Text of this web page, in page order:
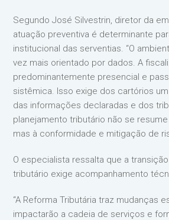
Segundo José Silvestrin, diretor da
atuação preventiva é determinante
institucional das serventias. “O
vez mais orientado por dados. A
predominantemente presencial e
sistêmica. Isso exige dos cartórios
das informações declaradas e dos
planejamento tributário não se
mas à conformidade e mitigação de
O especialista ressalta que a
tributário exige acompanhamento
“A Reforma Tributária traz mudanças
impactarão a cadeia de serviços e